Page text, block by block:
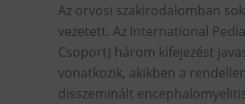
Az orvosi szakirodalomban
vezetett. Az International
Csoport) három kifejezést
vonatkozik, akikben a
disszeminált